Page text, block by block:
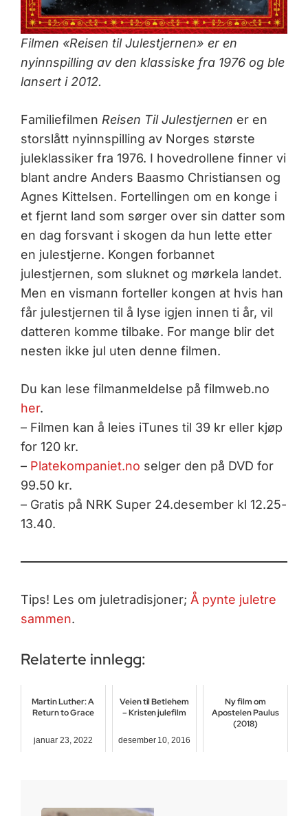
Filmen «Reisen til Julestjernen» er en
nyinnspilling av den klassiske fra 1976 og ble
lansert i 2012.
Familiefilmen Reisen Til Julestjernen er en
storslått nyinnspilling av Norges største
juleklassiker fra 1976. I hovedrollene finner vi
blant andre Anders Baasmo Christiansen og
Agnes Kittelsen. Fortellingen om en konge i
et fjernt land som sørger over sin datter som
en dag forsvant i skogen da hun lette etter
en julestjerne. Kongen forbannet
julestjernen, som sluknet og mørkela landet.
Men en vismann forteller kongen at hvis han
får julestjernen til å lyse igjen innen ti år, vil
datteren komme tilbake. For mange blir det
nesten ikke jul uten denne filmen.
Du kan lese filmanmeldelse på filmweb.no
her.
– Filmen kan å leies iTunes til 39 kr eller kjøp
for 120 kr.
– Platekompaniet.no selger den på DVD for
99.50 kr.
– Gratis på NRK Super 24.desember kl 12.25-
13.40.
Tips! Les om juletradisjoner; Å pynte juletre
sammen.
Relaterte innlegg:
Martin Luther: A
Return to Grace
januar 23, 2022
Veien til Betlehem
– Kristen julefilm
desember 10, 2016
Ny film om
Apostelen Paulus
(2018)